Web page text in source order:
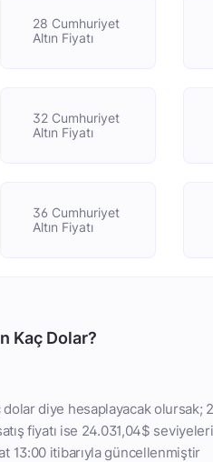
28 Cumhuriyet
Altın Fiyatı
32 Cumhuriyet
Altın Fiyatı
36 Cumhuriyet
Altın Fiyatı
Kaç Dolar?
diye hesaplayacak olursak;
fiyatı ise 24.031,04$
13:00 itibarıyla güncellenmiştir